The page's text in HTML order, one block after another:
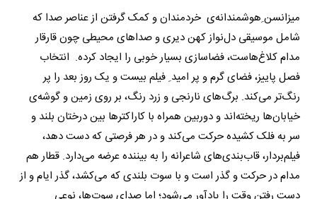
میزانسن ِهوشمندانه‌ی خردمندان و کمک گرفتن از عناصر صدا که
شامل موسیقی دل‌‌نواز کهن دیری و صداهای محیطی چون قارقار
مدام کلاغ‌هاست، فضاسازی بسیار خوبی را ایجاد کرده. انتخاب
فصل پاییز، فضای گرم و پر امید ِ فیلم بیست و یک روز بعد را پر
رنگ‌تر می‌کند. برگ‌های نارنجی و زرد رنگ، بر روی زمین و گوشه‌ی
خیابان‌ها ریخته‌اند و دوربین همراه با کاراکترها بین درختان بلند و
سر به فلک کشیده حرکت می‌کند و در هر فرصتی که دست دهد،
فیلم‌بردار، قاب‌بندی‌های شاعرانه را به بیننده عرضه می‌دارد. قطار هم
مدام در حرکت و گذر است و با سوت بلندی که می‌کشد، گذر ایام و از